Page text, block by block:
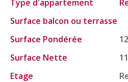
Type d'appartement
Surface balcon ou terrasse
Surface Pondérée
Surface Nette
Etage